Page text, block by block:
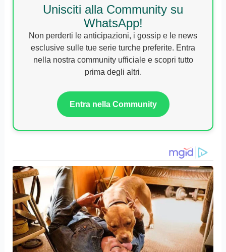
Unisciti alla Community su
WhatsApp!
Non perderti le anticipazioni, i gossip e le news
esclusive sulle tue serie turche preferite. Entra
nella nostra community ufficiale e scopri tutto
prima degli altri.
Entra nella Community